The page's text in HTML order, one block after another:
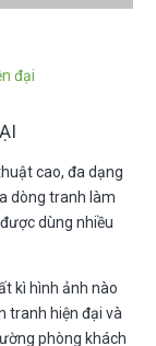
đại
cao, đa dạng
dòng tranh làm
dùng nhiều
kì hình ảnh nào
tranh hiện đại và
phòng khách